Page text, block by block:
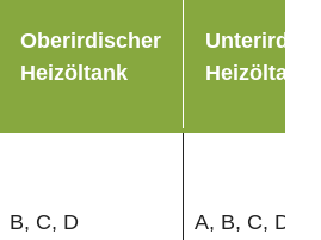
Oberirdischer
Heizöltank
Heizöltank
B, C, D A, B, C, D